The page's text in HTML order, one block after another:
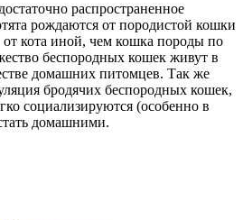
распространенное
рождаются от породистой кошки
от кота иной, чем кошка породы по
беспородных кошек живут в
домашних питомцев. Так же
бродячих беспородных кошек,
социализируются (особенно в
домашними.